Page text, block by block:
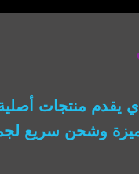
يقدم منتجات
وشحن سريع